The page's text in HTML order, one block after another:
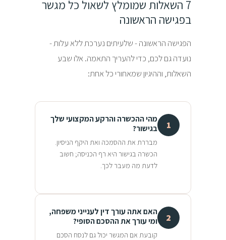
7 השאלות שמומלץ לשאול כל מגשר
בפגישה הראשונה
הפגישה הראשונה - שלעיתים נערכת ללא עלות -
נועדה גם לכם, כדי להעריך התאמה. אלו שבע
השאלות, וההיגיון שמאחורי כל אחת:
1
מהי ההכשרה והרקע המקצועי שלך
בגישור?
מבררת את ההסמכה ואת היקף הניסיון.
הכשרה בגישור היא רף הכניסה; חשוב
לדעת מה מעבר לכך.
2
האם אתה עורך דין לענייני משפחה,
ומי עורך את ההסכם הסופי?
קובעת אם המגשר יכול גם לנסח הסכם